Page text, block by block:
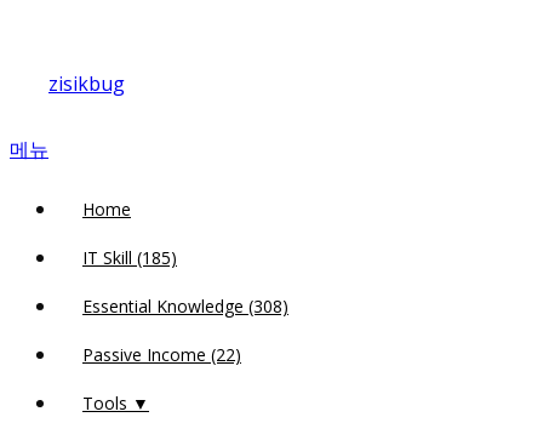
바
zisikbug
메뉴
Home
IT Skill (185)
Essential Knowledge (308)
Passive Income (22)
Tools ▼